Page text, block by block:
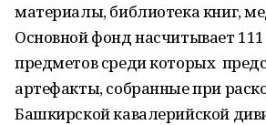
материалы, библиотека книг,
Основной фонд насчитывает
предметов среди которых
артефакты, собранные при
Башкирской кавалерийской